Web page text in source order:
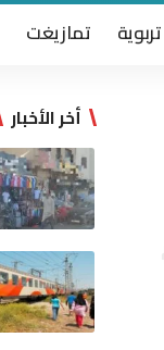
تربوية تمازيغت
أخر الأخبار